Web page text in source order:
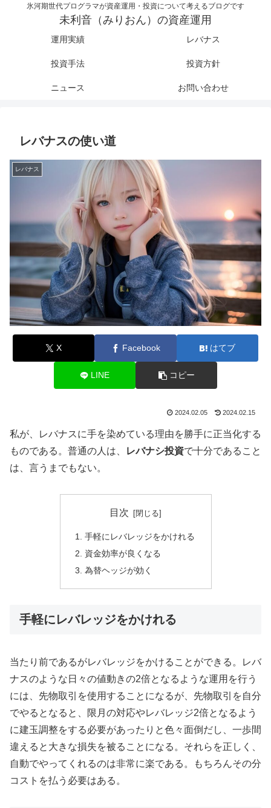
氷河期世代プログラマが資産運用・投資について考えるブログです
未利音（みりおん）の資産運用
運用実績 レバナス
投資手法 投資方針
ニュース お問い合わせ
レバナスの使い道
レバナス
X Facebook はてブ
LINE コピー
2024.02.05 2024.02.15
私が、レバナスに手を染めている理由を勝手に正当化する
ものである。普通の人は、
レバナシ投資で十分であること
は、言うまでもない。
目次
手軽にレバレッジをかけれる
資金効率が良くなる
為替ヘッジが効く
手軽にレバレッジをかけれる
当たり前であるがレバレッジをかけることができる。レバ
ナスのような日々の値動きの2倍となるような運用を行う
には、先物取引を使用することになるが、先物取引を自分
でやるとなると、限月の対応やレバレッジ2倍となるよう
に建玉調整をする必要があったりと色々面倒だし、一歩間
違えると大きな損失を被ることになる。それらを正しく、
自動でやってくれるのは非常に楽である。もちろんその分
コストを払う必要はある。